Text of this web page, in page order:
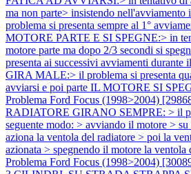
ma non parte> insistendo nell'avviamento
problema si presenta sempre al 1°
MOTORE PARTE E SI SPEGNE:> in
motore parte ma dopo 2/3 secondi si
presenta ai successivi avviamenti
GIRA MALE:> il problema si presenta
avviarsi e poi parte IL MOTORE SI
Problema Ford Focus (1998>2004)
RADIATORE GIRANO SEMPRE: > il
seguente modo: > avviando il motore >
aziona la ventola del radiatore > poi la
azionata > spegnendo il motore la ventola
Problema Ford Focus (1998>2004)